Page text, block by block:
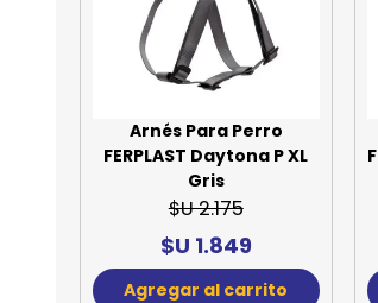
Arnés Para Perro
FERPLAST Daytona P XL
Gris
$U 2.175
$U 1.849
Agregar al carrito